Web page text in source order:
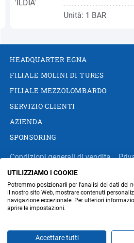
Unità: 1 BAR
HEADQUARTER EGNA
FILIALE MOLINI DI TURES
FILIALE MEZZOLOMBARDO
SERVIZIO CLIENTI
AZIENDA
SPONSORING
Condizioni generali di vendita
Impressum
Modifica impostazioni
Amministrazione
UTILIZZIAMO I COOKIE
Potremmo posizionarli per l'analisi dei dati dei
il nostro sito Web, mostrare contenuti
navigazione eccezionale. Per ulteriori
aprire le impostazioni.
Accettare tutti